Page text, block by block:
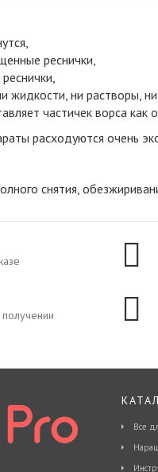
реснички,
жидкости, ни растворы,
частичек ворса как
расходуются очень
снятия,
Все